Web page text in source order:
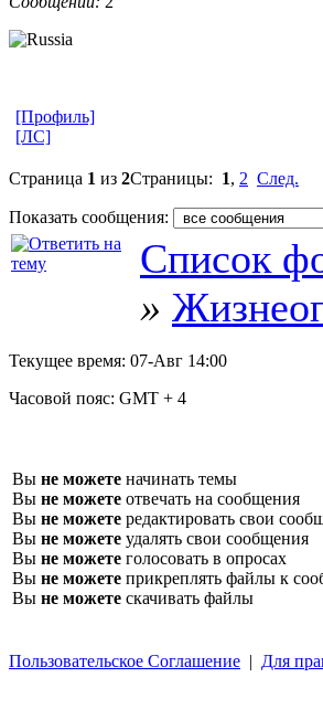
[Профиль]
[ЛС]
Страница 1 из 2Страницы: 1, 2 След.
Показать сообщения:
Список
»
Текущее время: 07-Авг 14:00
Часовой пояс: GMT + 4
Вы не можете начинать темы
Вы не можете отвечать на сообщения
Вы не можете редактировать свои
Вы не можете удалять свои сообщения
Вы не можете голосовать в опросах
Вы не можете прикреплять файлы к
Вы не можете скачивать файлы
Пользовательское Соглашение | Для